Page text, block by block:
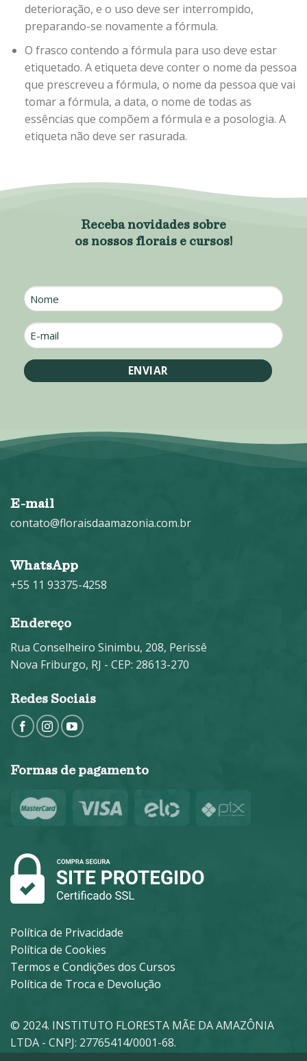
deterioração, e o uso deve ser interrompido,
preparando-se novamente a fórmula.
O frasco contendo a fórmula para uso deve estar
etiquetado. A etiqueta deve conter o nome da pessoa
que prescreveu a fórmula, o nome da pessoa que vai
tomar a fórmula, a data, o nome de todas as
essências que compõem a fórmula e a posologia. A
etiqueta não deve ser rasurada.
Receba novidades sobre
os nossos florais e cursos!
Nome
E-
mail
*
E-mail
contato@floraisdaamazonia.com.br
WhatsApp
+55 11 93375-4258
Endereço
Rua Conselheiro Sinimbu, 208, Perissê
Nova Friburgo, RJ - CEP: 28613-270
Redes Sociais
Formas de pagamento
© 2024. INSTITUTO FLORESTA MÃE DA AMAZÔNIA
LTDA - CNPJ: 27765414/0001-68.
Política de Privacidade
Política de Cookies
Termos e Condições dos Cursos
Política de Troca e Devolução